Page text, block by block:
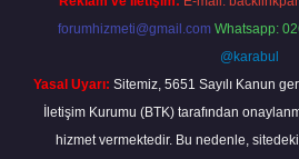
forumhizmeti@gmail.com Whatsapp:
@karabul
Yasal Uyarı: Sitemiz, 5651 Sayılı Kanun
İletişim Kurumu (BTK) tarafından
hizmet vermektedir. Bu nedenle,